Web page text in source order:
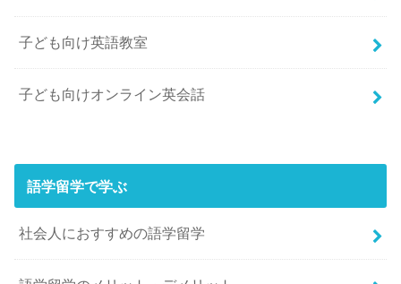
子ども向け英語教室
子ども向けオンライン英会話
語学留学で学ぶ
社会人におすすめの語学留学